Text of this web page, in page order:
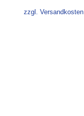
zzgl. Versandkosten